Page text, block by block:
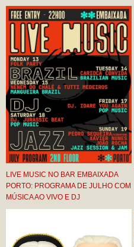
LIVE MUSIC NO BAR EMBAIXADA
PORTO: PROGRAMA DE JULHO COM
MÚSICA AO VIVO E DJ